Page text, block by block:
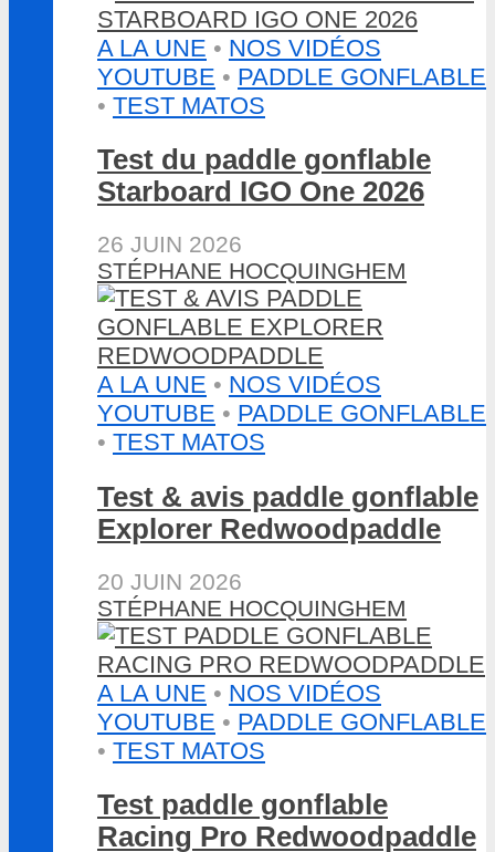
A LA UNE • NOS VIDÉOS
YOUTUBE • PADDLE GONFLABLE
• TEST MATOS
Test du paddle gonflable
Starboard IGO One 2026
26 JUIN 2026
STÉPHANE HOCQUINGHEM
A LA UNE • NOS VIDÉOS
YOUTUBE • PADDLE GONFLABLE
• TEST MATOS
Test & avis paddle gonflable
Explorer Redwoodpaddle
20 JUIN 2026
STÉPHANE HOCQUINGHEM
A LA UNE • NOS VIDÉOS
YOUTUBE • PADDLE GONFLABLE
• TEST MATOS
Test paddle gonflable
Racing Pro Redwoodpaddle